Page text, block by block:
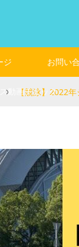
ジ お問い
動画チェック
【競泳】2022